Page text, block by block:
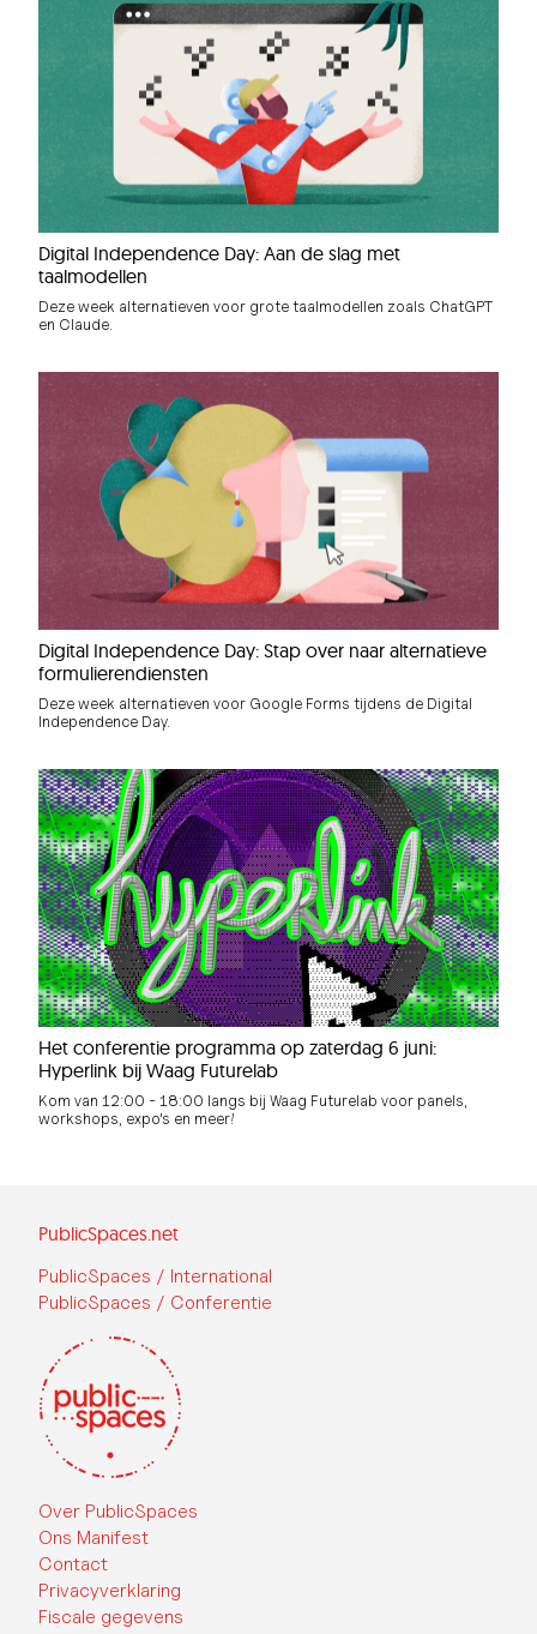
Digital Independence Day: Aan de slag met
taalmodellen
Deze week alternatieven voor grote taalmodellen zoals ChatGPT
en Claude.
Digital Independence Day: Stap over naar alternatieve
formulierendiensten
Deze week alternatieven voor Google Forms tijdens de Digital
Independence Day.
Het conferentie programma op zaterdag 6 juni:
Hyperlink bij Waag Futurelab
Kom van 12:00 - 18:00 langs bij Waag Futurelab voor panels,
workshops, expo's en meer!
PublicSpaces.net
PublicSpaces / International
PublicSpaces / Conferentie
Over PublicSpaces
Ons Manifest
Contact
Privacyverklaring
Fiscale gegevens